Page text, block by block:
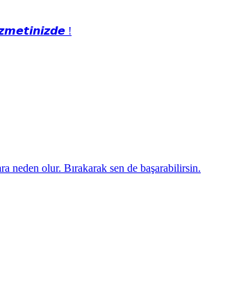
!
neden olur. Bırakarak sen de başarabilirsin.